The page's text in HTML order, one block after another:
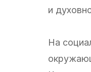
и
На